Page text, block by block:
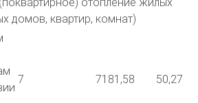
домов, квартир, комнат)
7 7181,58 50,27